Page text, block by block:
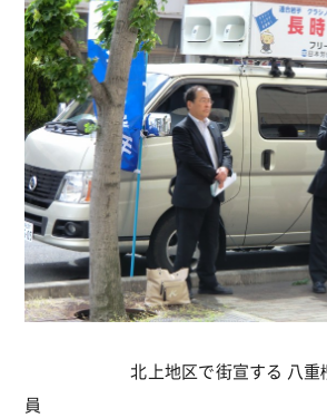
北上地区で街宣する 八重樫
員